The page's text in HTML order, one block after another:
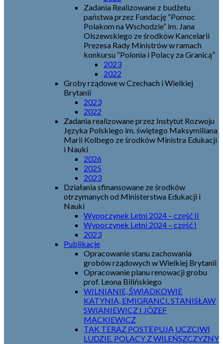
Zadania Realizowane z budżetu
państwa przez Fundację “Pomoc
Polakom na Wschodzie” im. Jana
Olszewskiego ze środków Kancelarii
Prezesa Rady Ministrów w ramach
konkursu “Polonia i Polacy za Granicą”
2023
2022
Groby rządowe w Czechach i Wielkiej
Brytanii
2023
2022
Zadania realizowane przez Instytut Rozwoju
Języka Polskiego im. świętego Maksymiliana
Marii Kolbego ze środków Ministra Edukacji
i Nauki
2026
2025
2023
Działania sfinansowane ze środków
otrzymanych od Ministerstwa Edukacji i
Nauki
Wypoczynek Letni 2024 – część II
Wypoczynek Letni 2024 – część I
2023
Publikacje
Opracowanie stanu zachowania
grobów rządowych w Wielkiej Brytanii
Opracowanie planu renowacji grobu
prof. Leona Bilińskiego
WILNIANIE, ŚWIADKOWIE
KATYNIA, EMIGRANCI. STANISŁAW
SWIANIEWICZ I JÓZEF
MACKIEWICZ
TAK TERAZ POSTĘPUJĄ UCZCIWI
LUDZIE. POLACY Z WILEŃSZCZYZNY